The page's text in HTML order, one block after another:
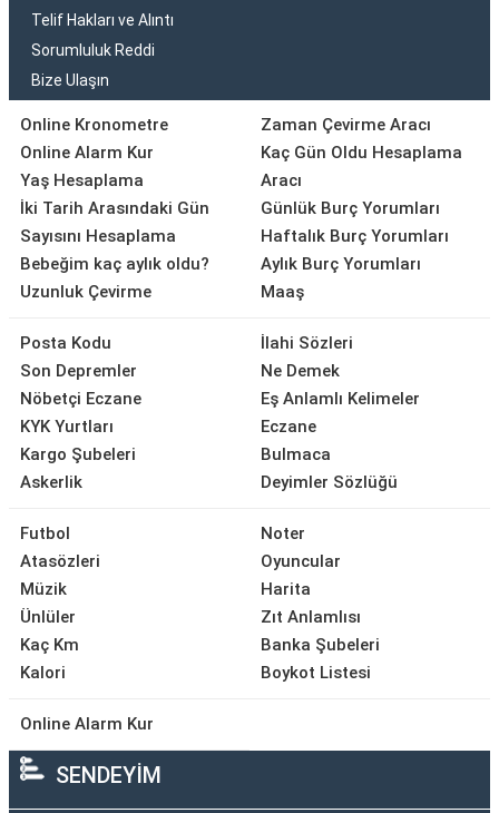
Telif Hakları ve Alıntı
Sorumluluk Reddi
Bize Ulaşın
Online Kronometre
Online Alarm Kur
Yaş Hesaplama
İki Tarih Arasındaki Gün
Sayısını Hesaplama
Bebeğim kaç aylık oldu?
Uzunluk Çevirme
Zaman Çevirme Aracı
Kaç Gün Oldu Hesaplama
Aracı
Günlük Burç Yorumları
Haftalık Burç Yorumları
Aylık Burç Yorumları
Maaş
Posta Kodu
Son Depremler
Nöbetçi Eczane
KYK Yurtları
Kargo Şubeleri
Askerlik
İlahi Sözleri
Ne Demek
Eş Anlamlı Kelimeler
Eczane
Bulmaca
Deyimler Sözlüğü
Futbol
Atasözleri
Müzik
Ünlüler
Kaç Km
Kalori
Noter
Oyuncular
Harita
Zıt Anlamlısı
Banka Şubeleri
Boykot Listesi
Online Alarm Kur
SENDEYİM